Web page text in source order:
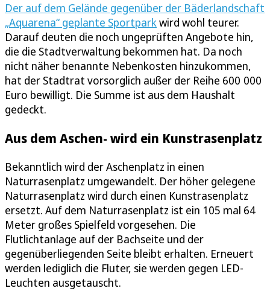
Der auf dem Gelände gegenüber der Bäderlandschaft
„Aquarena“ geplante Sportparkwird wohl teurer.
Darauf deuten die noch ungeprüften Angebote hin,
die die Stadtverwaltung bekommen hat. Da noch
nicht näher benannte Nebenkosten hinzukommen,
hat der Stadtrat vorsorglich außer der Reihe 600 000
Euro bewilligt. Die Summe ist aus dem Haushalt
gedeckt.
Aus dem Aschen- wird ein Kunstrasenplatz
Bekanntlich wird der Aschenplatz in einen
Naturrasenplatz umgewandelt. Der höher gelegene
Naturrasenplatz wird durch einen Kunstrasenplatz
ersetzt. Auf dem Naturrasenplatz ist ein 105 mal 64
Meter großes Spielfeld vorgesehen. Die
Flutlichtanlage auf der Bachseite und der
gegenüberliegenden Seite bleibt erhalten. Erneuert
werden lediglich die Fluter, sie werden gegen LED-
Leuchten ausgetauscht.